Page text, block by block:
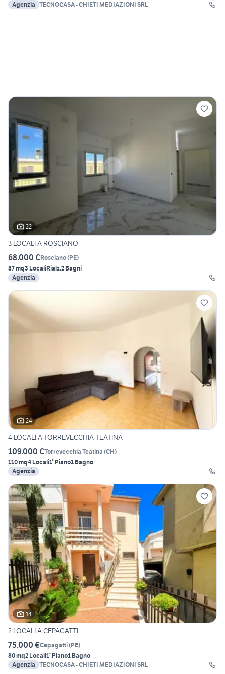
Agenzia TECNOCASA - CHIETI MEDIAZIONI SRL
22
3 LOCALI A ROSCIANO
68.000 €Rosciano(PE)
87 mq3 LocaliRialz.2 Bagni
Agenzia
24
4 LOCALI A TORREVECCHIA TEATINA
109.000 €Torrevecchia Teatina (CH)
110 mq4 Locali1° Piano1 Bagno
Agenzia
14
2 LOCALI A CEPAGATTI
75.000 €Cepagatti(PE)
80 mq2 Locali1° Piano1 Bagno
Agenzia TECNOCASA - CHIETI MEDIAZIONI SRL